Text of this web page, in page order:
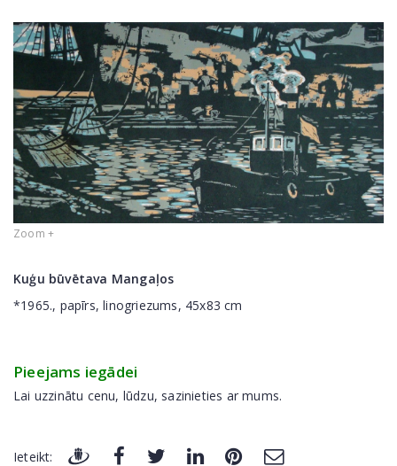
Zoom +
Kuģu būvētava Mangaļos
*1965., papīrs, linogriezums, 45x83 cm
Pieejams iegādei
Lai uzzinātu cenu, lūdzu, sazinieties ar mums.
Ieteikt: